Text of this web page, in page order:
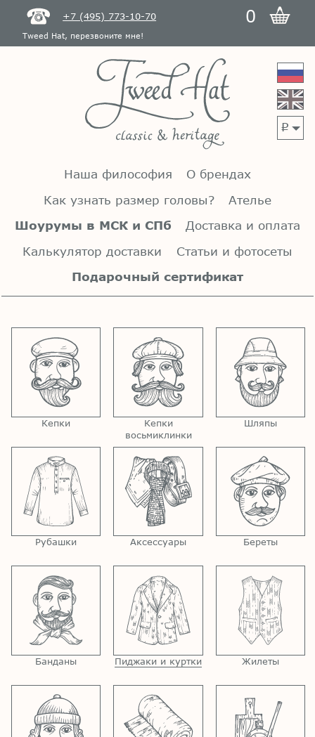
+7 (495) 773-10-70 0
Tweed Hat, перезвоните мне!
p
Наша философия
О брендах
Как узнать размер головы?
Ателье
Шоурумы в МСК и СПб
Доставка и оплата
Калькулятор доставки
Статьи и фотосеты
Подарочный сертификат
Кепки
Кепки
восьмиклинки
Шляпы
Рубашки Аксессуары Береты
Банданы Пиджаки и куртки Жилеты